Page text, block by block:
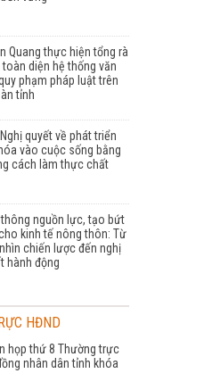
Quang thực hiện tổng rà
diện hệ thống văn
phạm pháp luật trên
tỉnh
quyết về phát triển
vào cuộc sống bằng
cách làm thực chất
thông nguồn lực, tạo bứt
kinh tế nông thôn: Từ
chiến lược đến nghị
hành động
HĐND
họp thứ 8 Thường trực
nhân dân tỉnh khóa